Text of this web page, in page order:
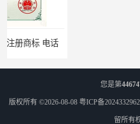
您是第
版权所有 ©2026-08-08 粤ICP备
留所有